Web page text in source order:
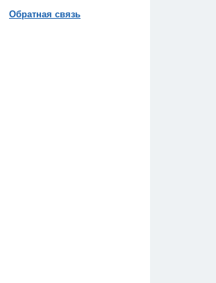
Обратная связь